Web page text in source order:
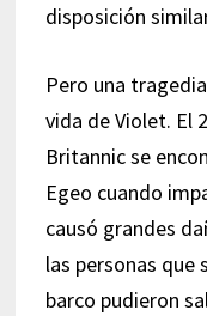
disposición
Pero una
vida de Violet. El
Britannic se
Egeo cuando
causó grandes
las personas que
barco pudieron